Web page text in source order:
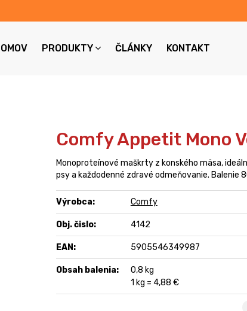
PRODUKTY ČLÁNKY KONTAKT
Comfy Appetit Mono
Monoproteínové maškrty z konského mäsa,
psy a každodenné zdravé odmeňovanie. Balenie
Výrobca: Comfy
Obj. čislo: 4142
EAN: 5905546349987
Obsah balenia:
0,8 kg
1 kg = 4,88 €